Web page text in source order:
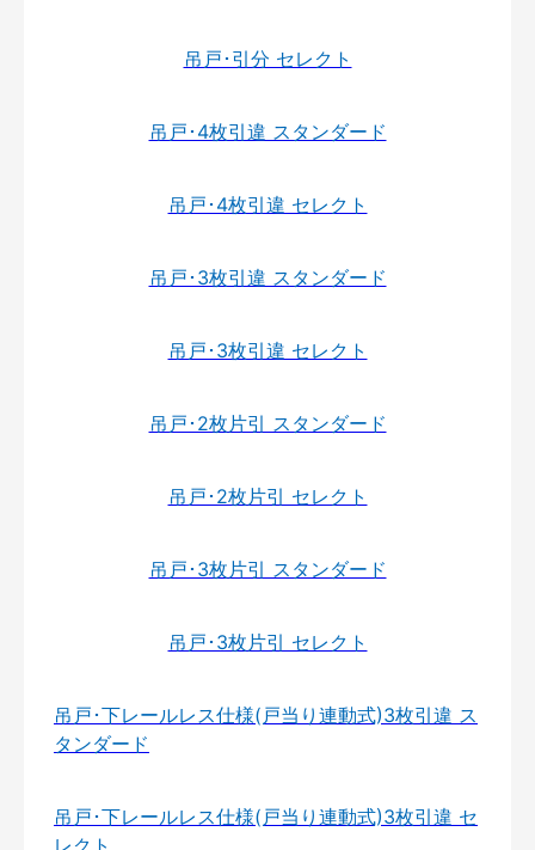
吊戸･引分 セレクト
吊戸･4枚引違 スタンダード
吊戸･4枚引違 セレクト
吊戸･3枚引違 スタンダード
吊戸･3枚引違 セレクト
吊戸･2枚片引 スタンダード
吊戸･2枚片引 セレクト
吊戸･3枚片引 スタンダード
吊戸･3枚片引 セレクト
吊戸･下レールレス仕様(戸当り連動式)3枚引違 ス
タンダード
吊戸･下レールレス仕様(戸当り連動式)3枚引違 セ